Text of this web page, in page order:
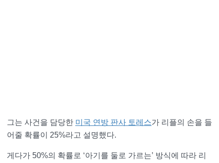
그는 사건을 담당한 미국 연방 판사 토레스가 리플의 손을 들
어줄 확률이 25%라고 설명했다.
게다가 50%의 확률로 ‘아기를 둘로 가르는’ 방식에 따라 리